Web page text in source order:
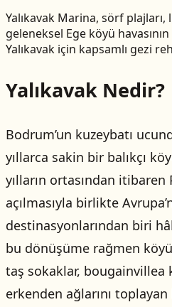
Yalıkavak Marina, sörf plajları,
geleneksel Ege köyü
Yalıkavak için kapsamlı gezi
Yalıkavak Nedir?
Bodrum’un kuzeybatı
yıllarca sakin bir balıkçı
yılların ortasından itibaren
açılmasıyla birlikte
destinasyonlarından biri
bu dönüşüme rağmen
taş sokaklar, bougainvillea
erkenden ağlarını